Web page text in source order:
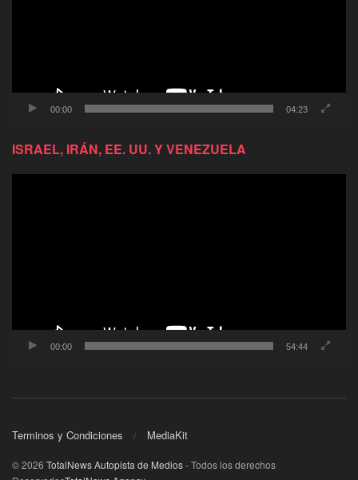
00:00 04:23
ISRAEL, IRÁN, EE. UU. Y VENEZUELA
00:00 54:44
Terminos y Condiciones MediaKit
© 2026 TotalNews Autopista de Medios- Todos los derechos